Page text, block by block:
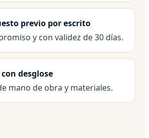
previo por escrito
y con validez de 30 días.
desglose
mano de obra y materiales.